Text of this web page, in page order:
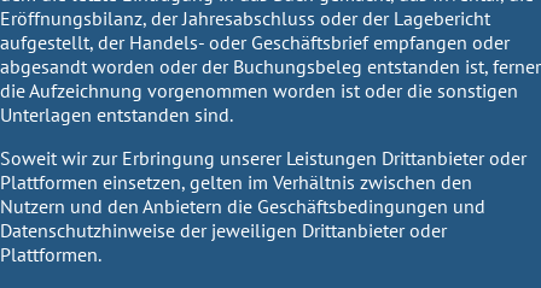
Eröffnungsbilanz, der Jahresabschluss oder der Lagebericht
aufgestellt, der Handels- oder Geschäftsbrief empfangen oder
abgesandt worden oder der Buchungsbeleg entstanden ist, ferner
die Aufzeichnung vorgenommen worden ist oder die sonstigen
Unterlagen entstanden sind.
Soweit wir zur Erbringung unserer Leistungen Drittanbieter oder
Plattformen einsetzen, gelten im Verhältnis zwischen den
Nutzern und den Anbietern die Geschäftsbedingungen und
Datenschutzhinweise der jeweiligen Drittanbieter oder
Plattformen.